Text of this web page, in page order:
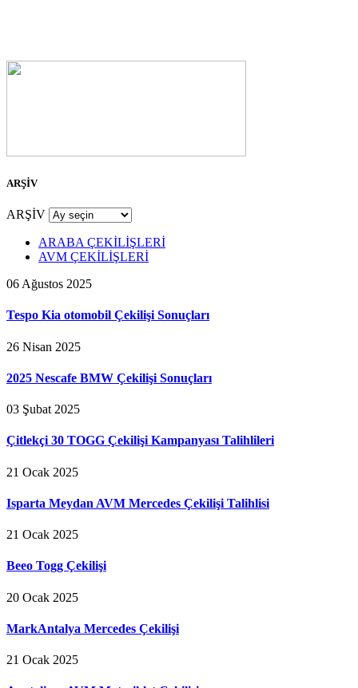
ARŞİV
ARŞİV
ARABA ÇEKİLİŞLERİ
AVM ÇEKİLİŞLERİ
06 Ağustos 2025
Tespo Kia otomobil Çekilişi Sonuçları
26 Nisan 2025
2025 Nescafe BMW Çekilişi Sonuçları
03 Şubat 2025
Çitlekçi 30 TOGG Çekilişi Kampanyası Talihlileri
21 Ocak 2025
Isparta Meydan AVM Mercedes Çekilişi Talihlisi
21 Ocak 2025
Beeo Togg Çekilişi
20 Ocak 2025
MarkAntalya Mercedes Çekilişi
21 Ocak 2025